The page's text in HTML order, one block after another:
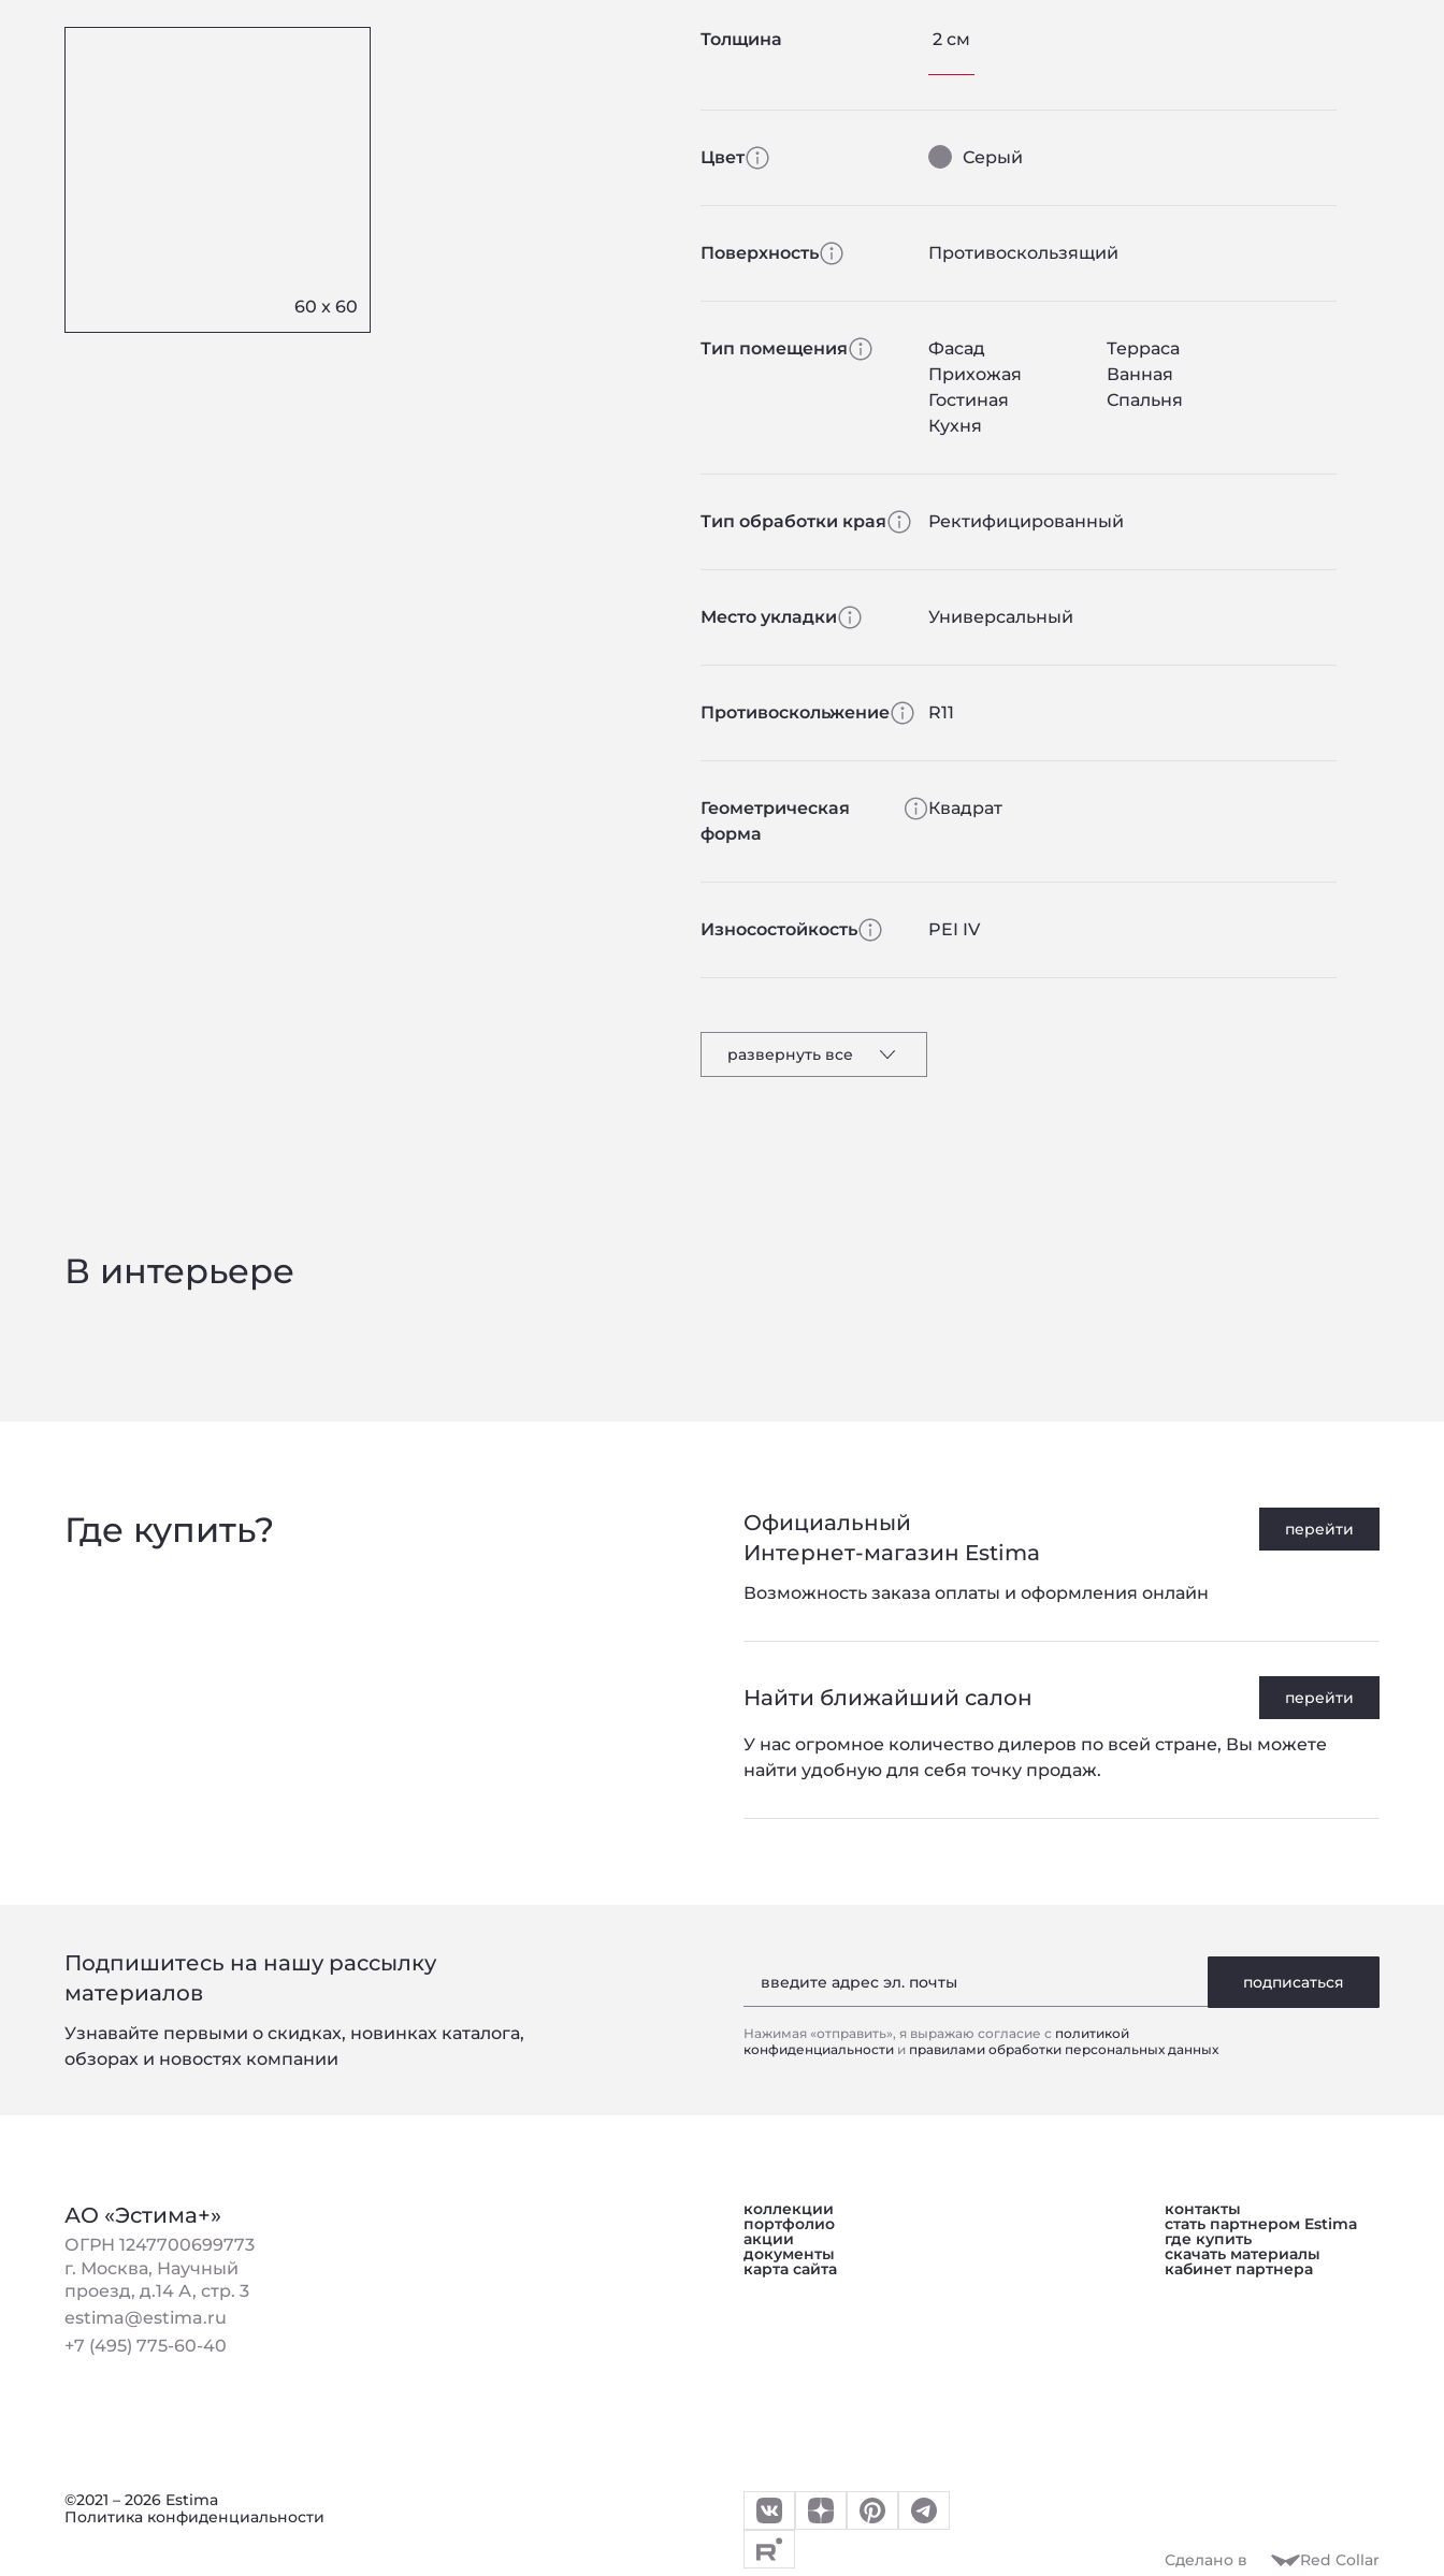
Толщина 2 см
Цвет Серый
Поверхность Противоскользящий
Тип помещения Фасад
Терраса
Прихожая
Ванная
Гостиная
Спальня
Кухня
Тип обработки края Ректифицированный
Место укладки Универсальный
Противоскольжение R11
Геометрическая
форма
Квадрат
Износостойкость PEI IV
развернуть все
В интерьере
Где купить?
Официальный
Интернет-магазин Estima
перейти
Возможность заказа оплаты и оформления онлайн
Найти ближайший салон перейти
У нас огромное количество дилеров по всей стране, Вы можете
найти удобную для себя точку продаж.
Подпишитесь на нашу рассылку
материалов
Узнавайте первыми о скидках, новинках каталога,
обзорах и новостях компании
введите адрес эл. почты подписаться
Нажимая «отправить», я выражаю согласие с политикой
конфиденциальности и правилами обработки персональных данных
АО «Эстима+»
ОГРН 1247700699773
г. Москва, Научный
проезд, д.14 А, стр. 3
estima@estima.ru
+7 (495) 775-60-40
коллекции
портфолио
акции
документы
карта сайта
контакты
стать партнером Estima
где купить
скачать материалы
кабинет партнера
©2021 – 2026 Estima
Политика конфиденциальности
Сделано в Red Collar